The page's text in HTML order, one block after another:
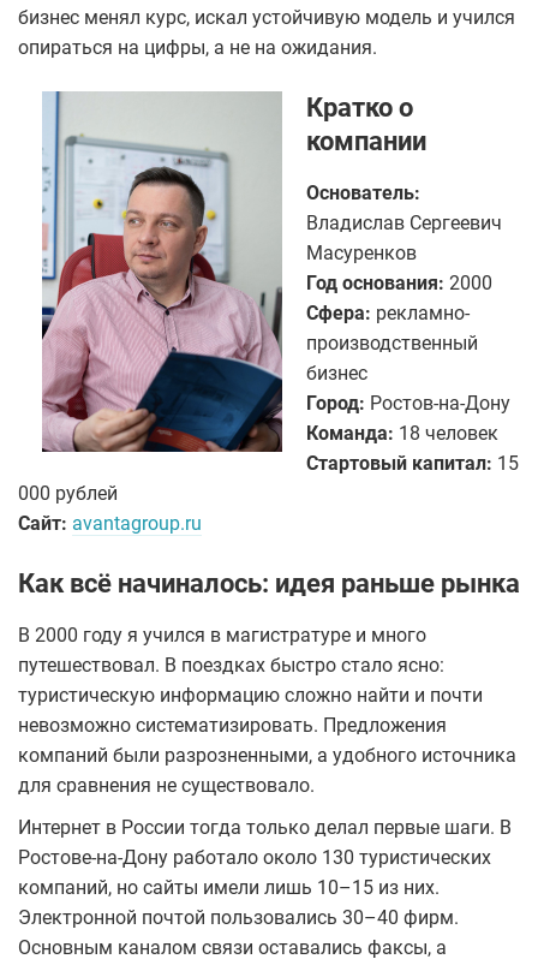
бизнес менял курс, искал устойчивую модель и учился
опираться на цифры, а не на ожидания.
Кратко о
компании
Основатель:
Владислав Сергеевич
Масуренков
Год основания: 2000
Сфера: рекламно-
производственный
бизнес
Город: Ростов-на-Дону
Команда: 18 человек
Стартовый капитал: 15
000 рублей
Сайт: avantagroup.ru
Как всё начиналось: идея раньше рынка
В 2000 году я учился в магистратуре и много
путешествовал. В поездках быстро стало ясно:
туристическую информацию сложно найти и почти
невозможно систематизировать. Предложения
компаний были разрозненными, а удобного источника
для сравнения не существовало.
Интернет в России тогда только делал первые шаги. В
Ростове-на-Дону работало около 130 туристических
компаний, но сайты имели лишь 10–15 из них.
Электронной почтой пользовались 30–40 фирм.
Основным каналом связи оставались факсы, а